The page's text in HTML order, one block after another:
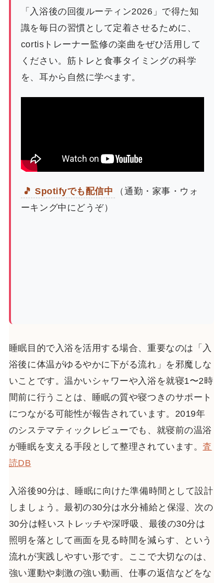
「入浴後の回復ルーティン2026」で得た知
識を毎日の習慣として定着させるために、
cortisトレーナー監修の楽曲をぜひ活用して
ください。筋トレと食事タイミングの科学
を、耳から自然に学べます。
🎵 Spotifyでも配信中
（通勤・家事・ウォ
ーキング中にどうぞ）
睡眠目的で入浴を活用する場合、重要なのは「入
浴後に体温がゆるやかに下がる流れ」を邪魔しな
いことです。温かいシャワーや入浴を就寝1〜2時
間前に行うことは、睡眠の質や寝つきのサポート
につながる可能性が報告されています。2019年
のシステマティックレビューでも、就寝前の温浴
が睡眠を支える手段として整理されています。査
読DB
入浴後90分は、睡眠に向けた準備時間として設計
しましょう。最初の30分は水分補給と保湿、次の
30分は軽いストレッチや深呼吸、最後の30分は
照明を落として画面を見る時間を減らす、という
流れが実践しやすい形です。ここで大切なのは、
強い運動や刺激の強い動画、仕事の返信などをな